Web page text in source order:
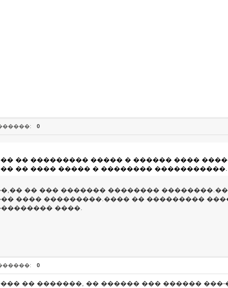
0
�� ��������� ����� � ������ ���� ����-
�� ���� ����� � �������� �����������.
�� ��� ������� ��������
���� ���������.���� �� ���������
����.
0
�� �������, �� ������ ��� ������